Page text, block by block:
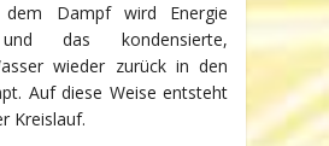
dem Dampf wird Energie
das kondensierte,
wieder zurück in den
Auf diese Weise entsteht
Kreislauf.